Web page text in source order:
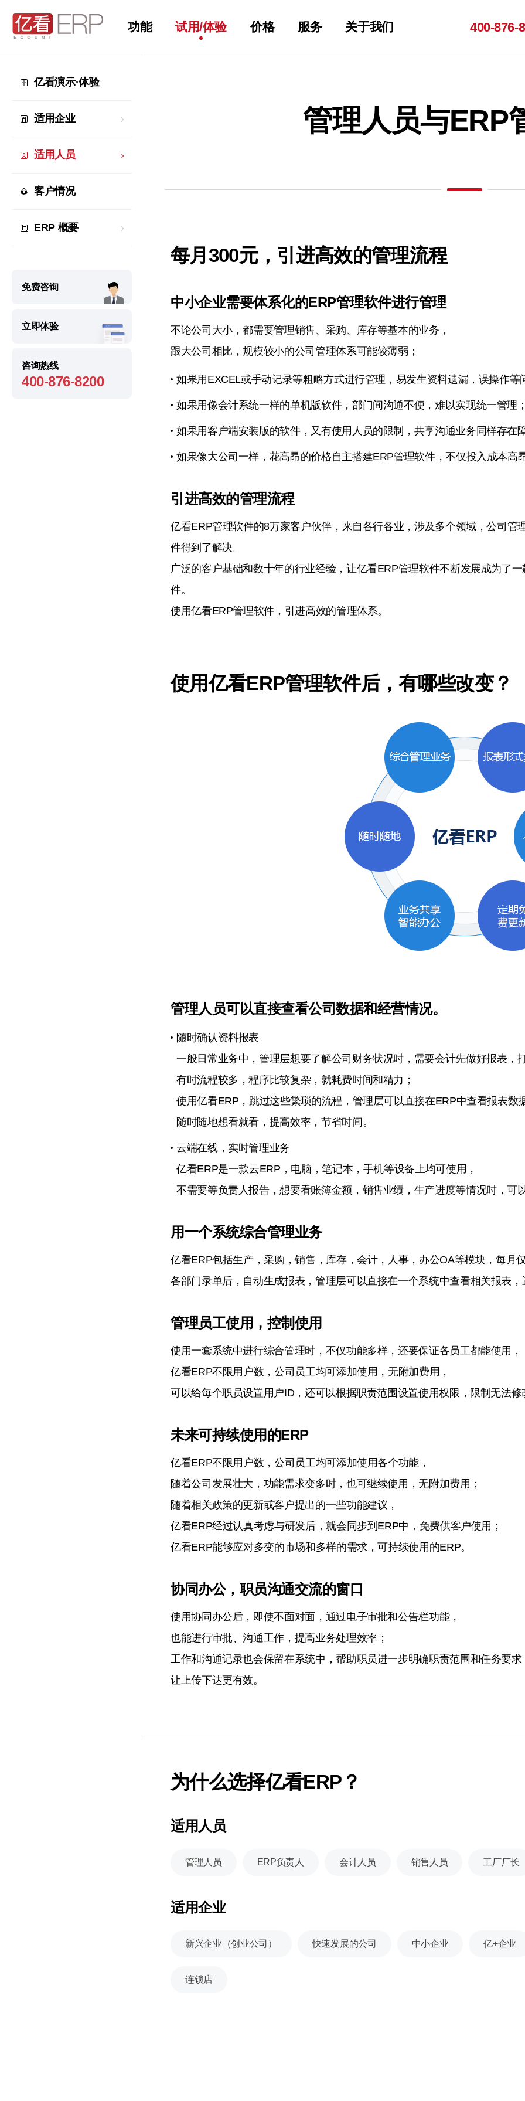
功能 试用/体验 价格 服务 关于我们 400-876-
亿看演示·体验
适用企业
适用人员
客户情况
ERP 概要
免费咨询
立即体验
咨询热线
400-876-8200
管理人员与ERP
每月300元，引进高效的管理流程
中小企业需要体系化的ERP管理软件进行管理
不论公司大小，都需要管理销售、采购、库存等基本的业务，
跟大公司相比，规模较小的公司管理体系可能较薄弱；
如果用EXCEL或手动记录等粗略方式进行管理，易发生资料遗漏，误操作等
如果用像会计系统一样的单机版软件，部门间沟通不便，难以实现统一管理；
如果用客户端安装版的软件，又有使用人员的限制，共享沟通业务同样存在
如果像大公司一样，花高昂的价格自主搭建ERP管理软件，不仅投入成本高
引进高效的管理流程
亿看ERP管理软件的8万家客户伙伴，来自各行各业，涉及多个领域，公司
件得到了解决。
广泛的客户基础和数十年的行业经验，让亿看ERP管理软件不断发展成为了
件。
使用亿看ERP管理软件，引进高效的管理体系。
使用亿看ERP管理软件后，有哪些改变？
管理人员可以直接查看公司数据和经营情况。
随时确认资料报表
一般日常业务中，管理层想要了解公司财务状况时，需要会计先做好报表，
有时流程较多，程序比较复杂，就耗费时间和精力；
使用亿看ERP，跳过这些繁琐的流程，管理层可以直接在ERP中查看报表数
随时随地想看就看，提高效率，节省时间。
云端在线，实时管理业务
亿看ERP是一款云ERP，电脑，笔记本，手机等设备上均可使用，
不需要等负责人报告，想要看账簿金额，销售业绩，生产进度等情况时，可
用一个系统综合管理业务
亿看ERP包括生产，采购，销售，库存，会计，人事，办公OA等模块，每月
各部门录单后，自动生成报表，管理层可以直接在一个系统中查看相关报表，
管理员工使用，控制使用
使用一套系统中进行综合管理时，不仅功能多样，还要保证各员工都能使用，
亿看ERP不限用户数，公司员工均可添加使用，无附加费用，
可以给每个职员设置用户ID，还可以根据职责范围设置使用权限，限制无法修
未来可持续使用的ERP
亿看ERP不限用户数，公司员工均可添加使用各个功能，
随着公司发展壮大，功能需求变多时，也可继续使用，无附加费用；
随着相关政策的更新或客户提出的一些功能建议，
亿看ERP经过认真考虑与研发后，就会同步到ERP中，免费供客户使用；
亿看ERP能够应对多变的市场和多样的需求，可持续使用的ERP。
协同办公，职员沟通交流的窗口
使用协同办公后，即使不面对面，通过电子审批和公告栏功能，
也能进行审批、沟通工作，提高业务处理效率；
工作和沟通记录也会保留在系统中，帮助职员进一步明确职责范围和任务要求
让上传下达更有效。
为什么选择亿看ERP？
适用人员
管理人员 ERP负责人 会计人员 销售人员 工厂厂长
适用企业
新兴企业（创业公司） 快速发展的公司 中小企业 亿+企业
连锁店